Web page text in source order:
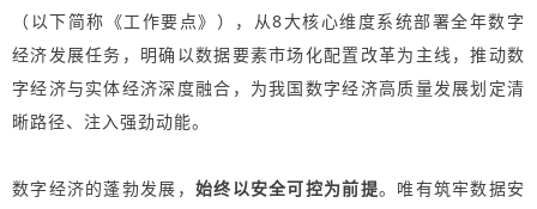
（以下简称《工作要点》），从8大核心维度系统部署全年数字
经济发展任务，明确以数据要素市场化配置改革为主线，推动数
字经济与实体经济深度融合，为我国数字经济高质量发展划定清
晰路径、注入强劲动能。
数字经济的蓬勃发展， 始终以安全可控为前提。唯有筑牢数据安